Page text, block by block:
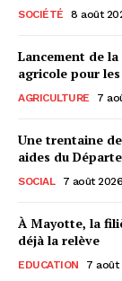
SOCIÉTÉ 8 août
Lancement de la
agricole pour
AGRICULTURE 7
Une trentaine
aides du
SOCIAL 7 août 2026
À Mayotte, la
déjà la relève
EDUCATION 7 août